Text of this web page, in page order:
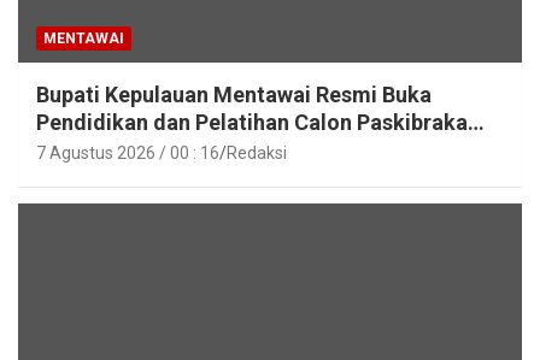
MENTAWAI
Bupati Kepulauan Mentawai Resmi Buka
Pendidikan dan Pelatihan Calon Paskibraka
Tahun 2026
7 Agustus 2026 / 00 : 16 Redaksi